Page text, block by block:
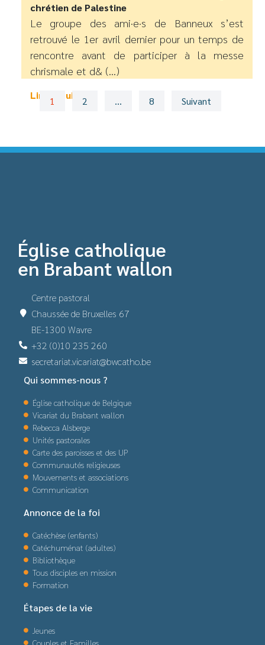
chrétien de Palestine
Le groupe des ami·e·s de Banneux s’est
retrouvé le 1er avril dernier pour un temps de
rencontre avant de participer à la messe
chrismale et d& (...)
Lire la suite >
1 2 … 8 Suivant
Église catholique
en Brabant wallon
Centre pastoral
Chaussée de Bruxelles 67
BE-1300 Wavre
+32 (0)10 235 260
secretariat.vicariat@bwcatho.be
Qui sommes-nous ?
Église catholique de Belgique
Vicariat du Brabant wallon
Rebecca Alsberge
Unités pastorales
Carte des paroisses et des UP
Communautés religieuses
Mouvements et associations
Communication
Annonce de la foi
Catéchèse (enfants)
Catéchuménat (adultes)
Bibliothèque
Tous disciples en mission
Formation
Étapes de la vie
Jeunes
Couples et Familles